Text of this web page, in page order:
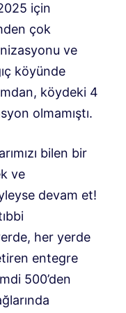
için
çok
ve
​​köyünde
köydeki 4
olmamıştı.
bilen bir
ve
devam et!
her yerde
entegre
500’den